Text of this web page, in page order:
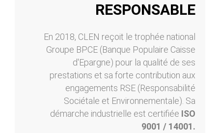
RESPONSABLE
En 2018, CLEN reçoit le trophée national
Groupe BPCE (Banque Populaire Caisse
d'Epargne) pour la qualité de ses
prestations et sa forte contribution aux
engagements RSE (Responsabilité
Sociétale et Environnementale). Sa
démarche industrielle est certifiée ISO
9001 / 14001.